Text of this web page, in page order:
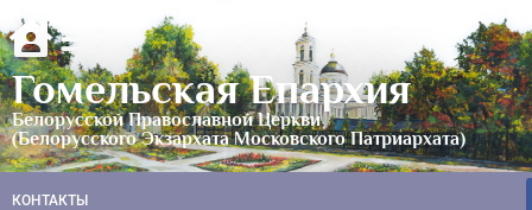
Гомельская Епархия
Белорусской Православной Церкви
(Белорусского Экзархата Московского Патриархата)
КОНТАКТЫ